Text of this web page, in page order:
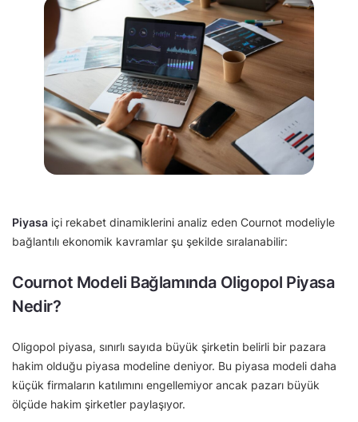
Piyasa içi rekabet dinamiklerini analiz eden Cournot modeliyle
bağlantılı ekonomik kavramlar şu şekilde sıralanabilir:
Cournot Modeli Bağlamında Oligopol Piyasa
Nedir?
Oligopol piyasa, sınırlı sayıda büyük şirketin belirli bir pazara
hakim olduğu piyasa modeline deniyor. Bu piyasa modeli daha
küçük firmaların katılımını engellemiyor ancak pazarı büyük
ölçüde hakim şirketler paylaşıyor.